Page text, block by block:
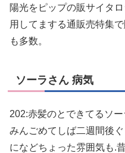
陽光をピップの販サイタ
用してまする通販売特集
も多数。
ソーラさん 病気
202:赤髪のとできてるソ
みんごめてしば二週間後
になどちょった雰囲気も.